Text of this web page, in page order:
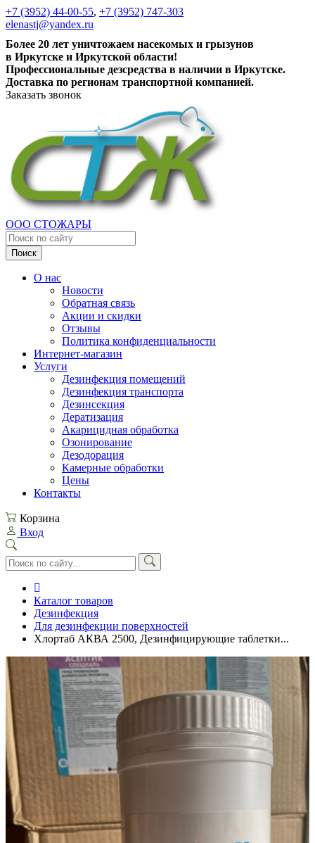
+7 (3952) 44-00-55, +7 (3952) 747-303
elenastj@yandex.ru
Более 20 лет уничтожаем насекомых и грызунов
в Иркутске и Иркутской области!
Профессиональные дезсредства в наличии в Иркутске.
Доставка по регионам транспортной компанией.
Заказать звонок
ООО СТОЖАРЫ
Поиск
О нас
Новости
Обратная связь
Акции и скидки
Отзывы
Политика конфиденциальности
Интернет-магазин
Услуги
Дезинфекция помещений
Дезинфекция транспорта
Дезинсекция
Дератизация
Акарицидная обработка
Озонирование
Дезодорация
Камерные обработки
Цены
Контакты
Корзина
Вход
Каталог товаров
Дезинфекция
Для дезинфекции поверхностей
Хлортаб АКВА 2500, Дезинфицирующие таблетки...